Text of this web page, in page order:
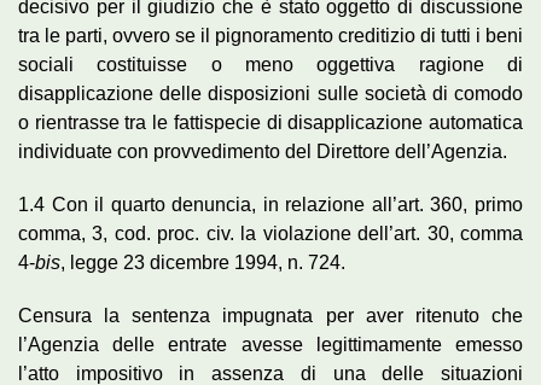
decisivo per il giudizio che è stato oggetto di discussione
tra le parti, ovvero se il pignoramento creditizio di tutti i beni
sociali costituisse o meno oggettiva ragione di
disapplicazione delle disposizioni sulle società di comodo
o rientrasse tra le fattispecie di disapplicazione automatica
individuate con provvedimento del Direttore dell’Agenzia.
1.4 Con il quarto denuncia, in relazione all’art. 360, primo
comma, 3, cod. proc. civ. la violazione dell’art. 30, comma
4-bis, legge 23 dicembre 1994, n. 724.
Censura la sentenza impugnata per aver ritenuto che
l’Agenzia delle entrate avesse legittimamente emesso
l’atto impositivo in assenza di una delle situazioni